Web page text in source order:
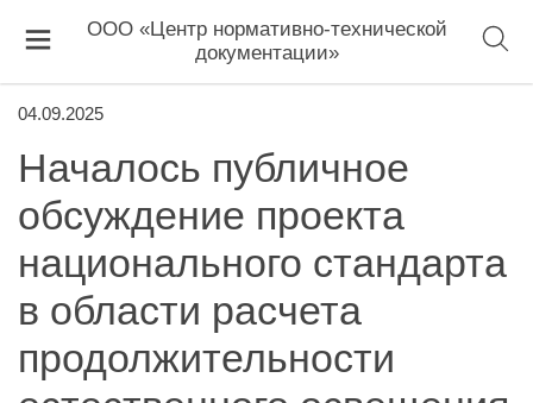
ООО «Центр нормативно-технической
документации»
04.09.2025
Началось публичное
обсуждение проекта
национального стандарта
в области расчета
продолжительности